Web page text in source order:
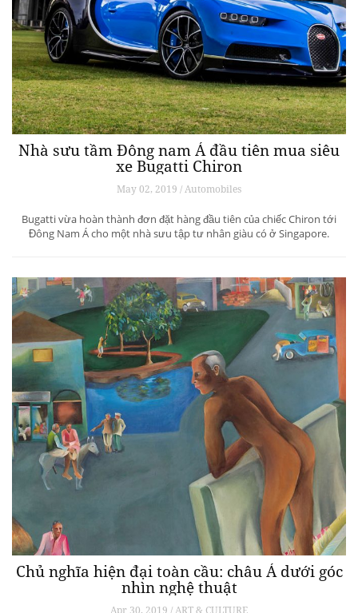
Nhà sưu tầm Đông nam Á đầu tiên mua siêu
xe Bugatti Chiron
May 02, 2019 / Automobiles
Bugatti vừa hoàn thành đơn đặt hàng đầu tiên của chiếc Chiron tới
Đông Nam Á cho một nhà sưu tập tư nhân giàu có ở Singapore.
Chủ nghĩa hiện đại toàn cầu: châu Á dưới góc
nhìn nghệ thuật